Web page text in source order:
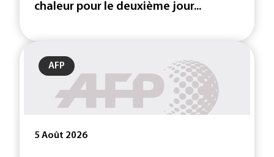
chaleur pour le deuxième jour...
AFP
5 Août 2026